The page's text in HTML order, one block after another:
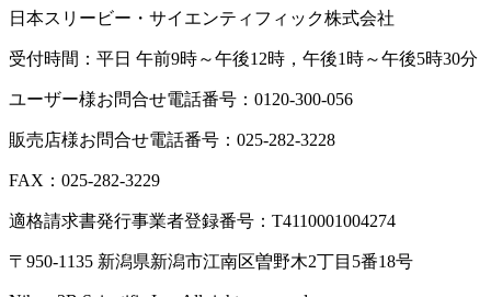
日本スリービー・サイエンティフィック株式会社
受付時間：平日 午前9時～午後12時，午後1時～午後5時30分
ユーザー様お問合せ電話番号：0120-300-056
販売店様お問合せ電話番号：025-282-3228
FAX：025-282-3229
適格請求書発行事業者登録番号：T4110001004274
〒950-1135 新潟県新潟市江南区曽野木2丁目5番18号